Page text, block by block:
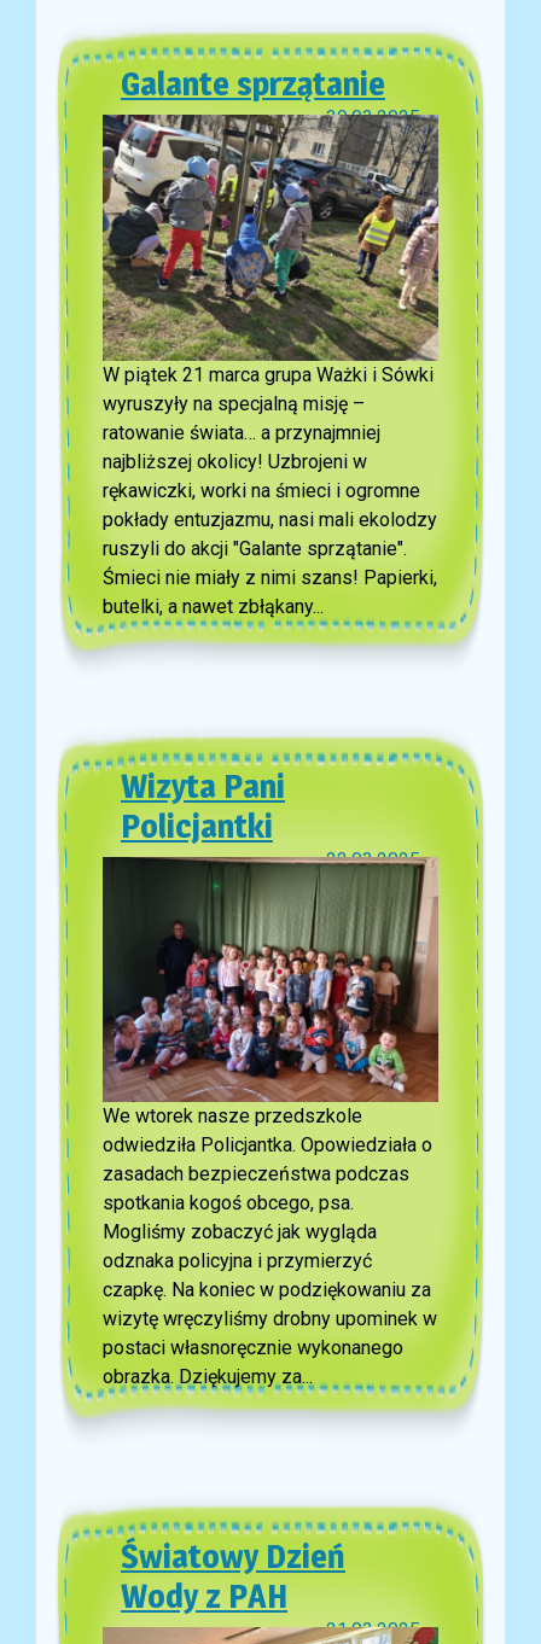
Galante sprzątanie
30.03.2025
W piątek 21 marca grupa Ważki i Sówki
wyruszyły na specjalną misję –
ratowanie świata… a przynajmniej
najbliższej okolicy! Uzbrojeni w
rękawiczki, worki na śmieci i ogromne
pokłady entuzjazmu, nasi mali ekolodzy
ruszyli do akcji "Galante sprzątanie".
Śmieci nie miały z nimi szans! Papierki,
butelki, a nawet zbłąkany...
Wizyta Pani
Policjantki
22.03.2025
We wtorek nasze przedszkole
odwiedziła Policjantka. Opowiedziała o
zasadach bezpieczeństwa podczas
spotkania kogoś obcego, psa.
Mogliśmy zobaczyć jak wygląda
odznaka policyjna i przymierzyć
czapkę. Na koniec w podziękowaniu za
wizytę wręczyliśmy drobny upominek w
postaci własnoręcznie wykonanego
obrazka. Dziękujemy za...
Światowy Dzień
Wody z PAH
21.03.2025